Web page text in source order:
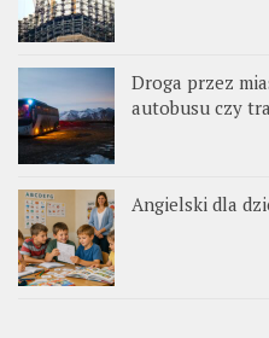
Droga przez
autobusu czy
Angielski dla